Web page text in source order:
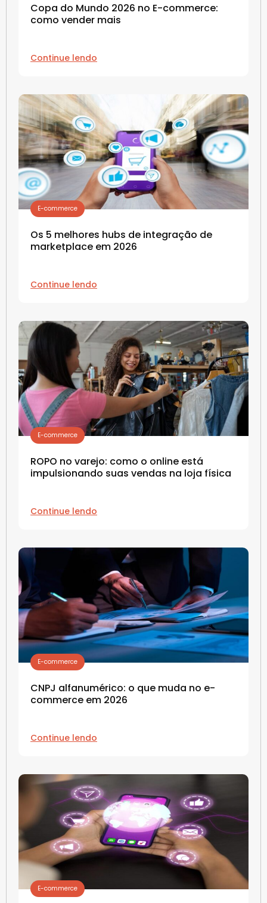
Copa do Mundo 2026 no E-commerce:
como vender mais
Continue lendo
E-commerce
Os 5 melhores hubs de integração de
marketplace em 2026
Continue lendo
E-commerce
ROPO no varejo: como o online está
impulsionando suas vendas na loja física
Continue lendo
E-commerce
CNPJ alfanumérico: o que muda no e-
commerce em 2026
Continue lendo
E-commerce